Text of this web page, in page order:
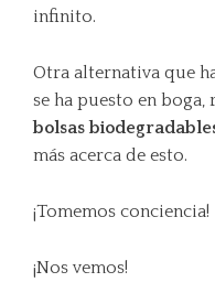
infinito.
Otra alternativa que
se ha puesto en boga,
bolsas
más acerca de esto.
¡Tomemos conciencia!
¡Nos vemos!